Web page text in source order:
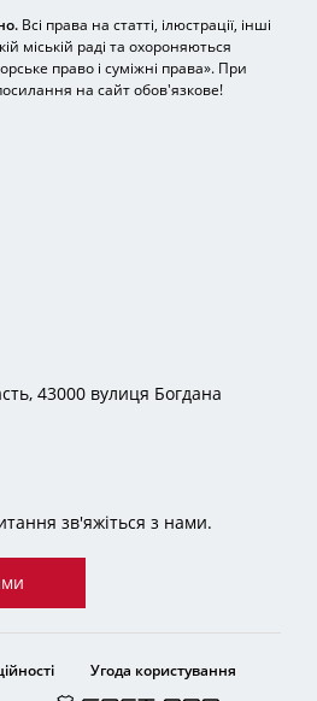
Всі права на статті, ілюстрації, інші
міській раді та охороняються
право і суміжні права». При
на сайт обов'язкове!
43000 вулиця Богдана
зв'яжіться з нами.
Угода користування